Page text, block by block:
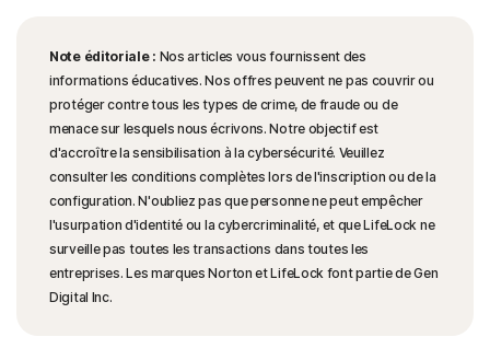
Note éditoriale : Nos articles vous fournissent des
informations éducatives. Nos offres peuvent ne pas couvrir ou
protéger contre tous les types de crime, de fraude ou de
menace sur lesquels nous écrivons. Notre objectif est
d'accroître la sensibilisation à la cybersécurité. Veuillez
consulter les conditions complètes lors de l'inscription ou de la
configuration. N'oubliez pas que personne ne peut empêcher
l'usurpation d'identité ou la cybercriminalité, et que LifeLock ne
surveille pas toutes les transactions dans toutes les
entreprises. Les marques Norton et LifeLock font partie de Gen
Digital Inc.